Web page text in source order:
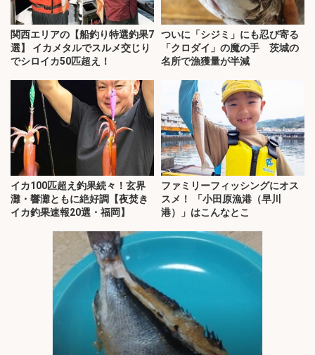
関西エリアの【船釣り特選釣果7
選】 イカメタルでスルメ交じり
でシロイカ50匹超え！
ついに「シジミ」にも忍び寄る
「クロダイ」の魔の手 茨城の
名所で漁獲量が半減
イカ100匹超え釣果続々！玄界
灘・響灘ともに絶好調【夜焚き
イカ釣果速報20選・福岡】
ファミリーフィッシングにオス
スメ！ 「小田原漁港（早川
港）」はこんなとこ